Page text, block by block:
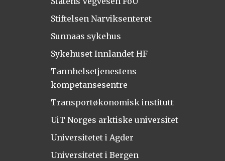
Stiftelsen Narviksenteret
Sunnaas sykehus
Sykehuset Innlandet HF
Tannhelsetjenestens
kompetansesentre
Transportøkonomisk institutt
UiT Norges arktiske universitet
Universitetet i Agder
Universitetet i Bergen